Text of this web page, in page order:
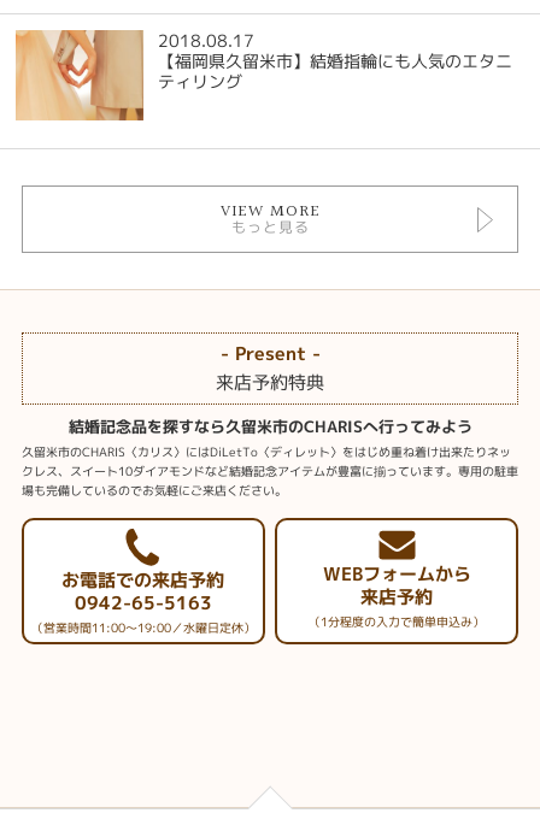
2018.08.17
【福岡県久留米市】結婚指輪にも人気のエタニ
ティリング
VIEW MORE
もっと見る
- Present -
来店予約特典
結婚記念品を探すなら久留米市のCHARISへ行ってみよう
久留米市のCHARIS〈カリス〉にはDiLetTo〈ディレット〉をはじめ重ね着け出来たりネッ
クレス、スイート10ダイアモンドなど結婚記念アイテムが豊富に揃っています。専用の駐車
場も完備しているのでお気軽にご来店ください。
お電話での来店予約
0942-65-5163
（営業時間11:00～19:00／水曜日定休）
WEBフォームから
来店予約
（1分程度の入力で簡単申込み）